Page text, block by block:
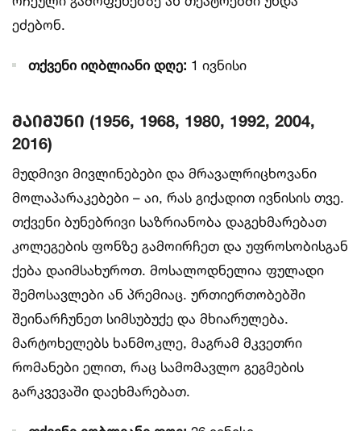
ეძებონ.
თქვენი იღბლიანი დღე: 1 ივნისი
მაიმუნი (1956, 1968, 1980, 1992, 2004,
2016)
მუდმივი მივლინებები და მრავალრიცხოვანი
მოლაპარაკებები – აი, რას გიქადით ივნისის თვე.
თქვენი ბუნებრივი საზრიანობა დაგეხმარებათ
კოლეგების ფონზე გამოირჩეთ და უფროსობისგან
ქება დაიმსახუროთ. მოსალოდნელია ფულადი
შემოსავლები ან პრემიაც. ურთიერთობებში
შეინარჩუნეთ სიმსუბუქე და მხიარულება.
მარტოხელებს ხანმოკლე, მაგრამ მკვეთრი
რომანები ელით, რაც სამომავლო გეგმების
გარკვევაში დაეხმარებათ.